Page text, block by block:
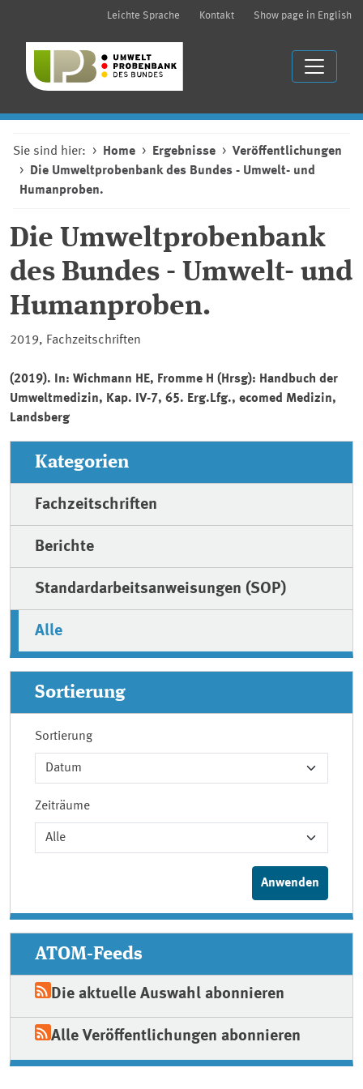
Leichte Sprache Kontakt Show page in English
Sie sind hier: Home Ergebnisse
Veröffentlichungen
Die Umweltprobenbank des Bundes - Umwelt- und
Humanproben.
Die Umweltprobenbank
des Bundes - Umwelt- und
Humanproben.
2019, Fachzeitschriften
(2019). In: Wichmann HE, Fromme H (Hrsg): Handbuch der
Umweltmedizin, Kap. IV-7, 65. Erg.Lfg., ecomed Medizin,
Landsberg
Kategorien
Fachzeitschriften
Berichte
Standardarbeitsanweisungen (SOP)
Alle
Sortierung
Sortierung
Zeiträume
ATOM-Feeds
Die aktuelle Auswahl abonnieren
Alle Veröffentlichungen abonnieren